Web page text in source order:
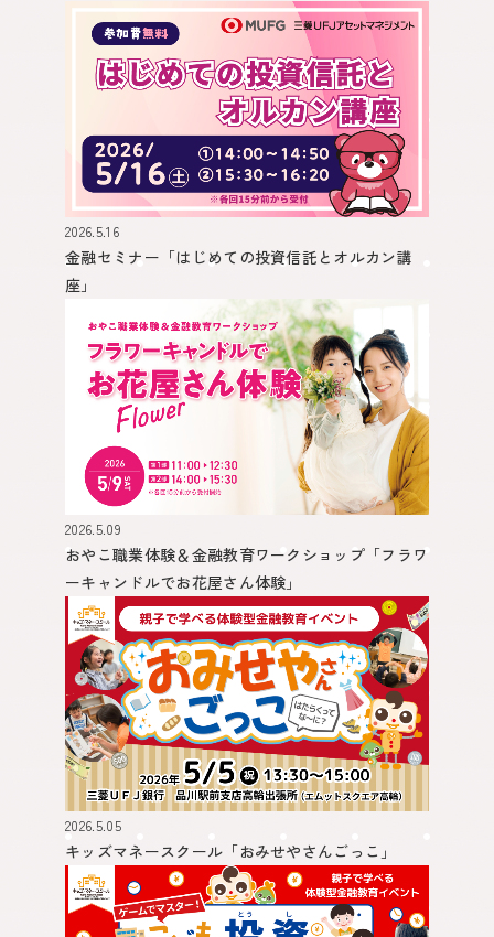
2026.5.16
金融セミナー 「はじめての投資信託とオルカン講
座」
2026.5.09
おやこ職業体験＆金融教育ワークショップ 「フラワ
ーキャンドルでお花屋さん体験」
2026.5.05
キッズマネースクール 「おみせやさんごっこ」